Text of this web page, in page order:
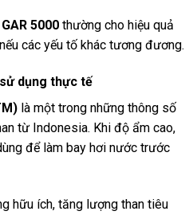
GAR 5000thường cho hiệu quả
các yếu tố khác tương đương.
dụng thực tế
là một trong những thông số
từ Indonesia. Khi độ ẩm cao,
để làm bay hơi nước trước
hữu ích, tăng lượng than tiêu